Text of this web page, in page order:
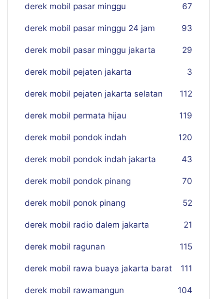
derek mobil pasar minggu 67
derek mobil pasar minggu 24 jam 93
derek mobil pasar minggu jakarta 29
derek mobil pejaten jakarta 3
derek mobil pejaten jakarta selatan 112
derek mobil permata hijau 119
derek mobil pondok indah 120
derek mobil pondok indah jakarta 43
derek mobil pondok pinang 70
derek mobil ponok pinang 52
derek mobil radio dalem jakarta 21
derek mobil ragunan 115
derek mobil rawa buaya jakarta barat 111
derek mobil rawamangun 104